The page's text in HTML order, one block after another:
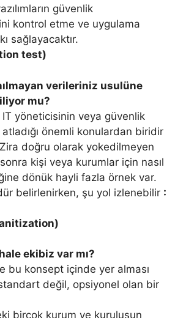
güvenlik
kontrol etme ve uygulama
sağlayacaktır.
test)
verileriniz usulüne
mu?
yöneticisinin veya güvenlik
önemli konulardan biridir
doğru olarak yokedilmeyen
kişi veya kurumlar için nasıl
dönük hayli fazla örnek var.
belirlenirken, şu yol izlenebilir :
ekibiz var mı?
bu konsept içinde yer alması
değil, opsiyonel olan bir
birçok kurum ve kuruluşun